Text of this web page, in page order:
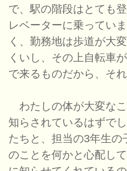
で、駅の階段はとても
レベーターに乗ってい
く、勤務地は歩道が大
くいし、その上自転車
で来るものだから、そ
わたしの体が大変な
知らされているはずで
たちと、担当の3年生の
のことを何かと心配し